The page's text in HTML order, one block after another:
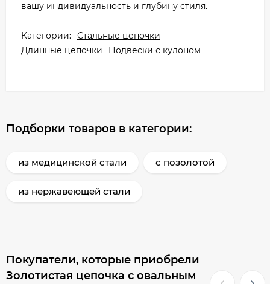
вашу индивидуальность и глубину стиля.
Категории: Стальные цепочки
Длинные цепочки
Подвески с кулоном
Подборки товаров в категории:
из медицинской стали с позолотой
из нержавеющей стали
Покупатели, которые приобрели
Золотистая цепочка с овальным